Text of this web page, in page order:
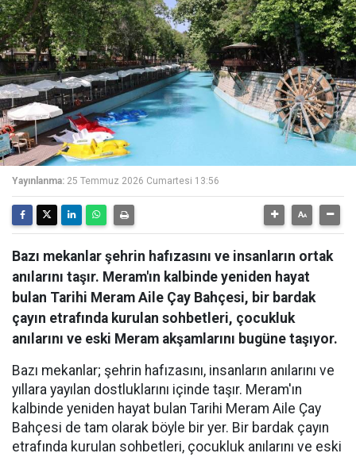
Yayınlanma: 25 Temmuz 2026 Cumartesi 13:56
Bazı mekanlar şehrin hafızasını ve insanların ortak
anılarını taşır. Meram'ın kalbinde yeniden hayat
bulan Tarihi Meram Aile Çay Bahçesi, bir bardak
çayın etrafında kurulan sohbetleri, çocukluk
anılarını ve eski Meram akşamlarını bugüne taşıyor.
Bazı mekanlar; şehrin hafızasını, insanların anılarını ve
yıllara yayılan dostluklarını içinde taşır. Meram'ın
kalbinde yeniden hayat bulan Tarihi Meram Aile Çay
Bahçesi de tam olarak böyle bir yer. Bir bardak çayın
etrafında kurulan sohbetleri, çocukluk anılarını ve eski